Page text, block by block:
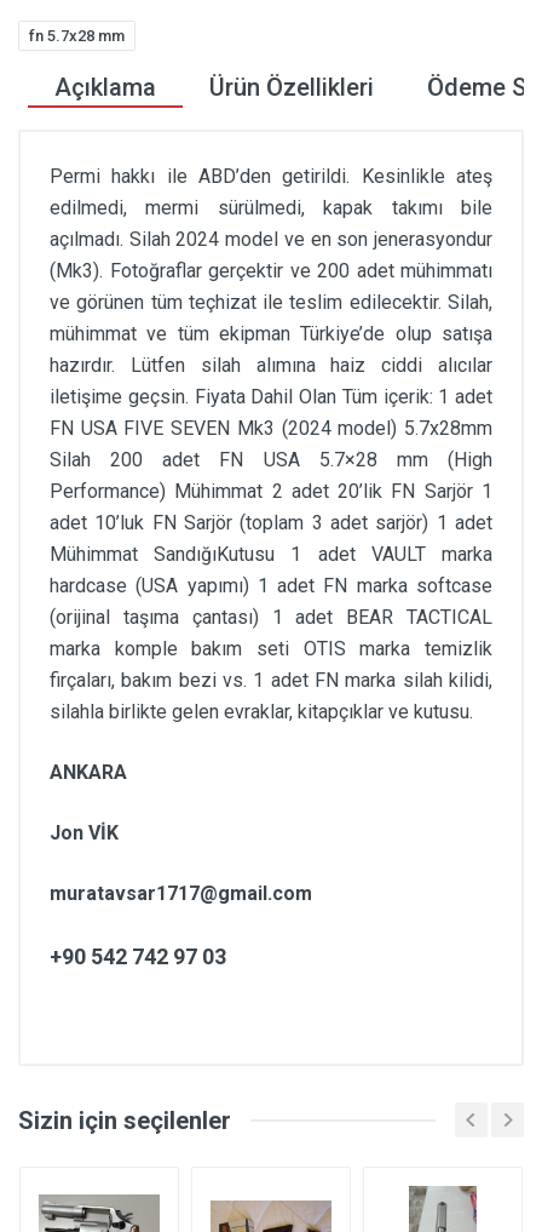
fn 5.7x28 mm
Açıklama Ürün Özellikleri Ödeme
Permi hakkı ile ABD’den getirildi. Kesinlikle ateş
edilmedi, mermi sürülmedi, kapak takımı bile
açılmadı. Silah 2024 model ve en son jenerasyondur
(Mk3). Fotoğraflar gerçektir ve 200 adet mühimmatı
ve görünen tüm teçhizat ile teslim edilecektir. Silah,
mühimmat ve tüm ekipman Türkiye’de olup satışa
hazırdır. Lütfen silah alımına haiz ciddi alıcılar
iletişime geçsin. Fiyata Dahil Olan Tüm içerik: 1 adet
FN USA FIVE SEVEN Mk3 (2024 model) 5.7x28mm
Silah 200 adet FN USA 5.7×28 mm (High
Performance) Mühimmat 2 adet 20’lik FN Sarjör 1
adet 10’luk FN Sarjör (toplam 3 adet sarjör) 1 adet
Mühimmat SandığıKutusu 1 adet VAULT marka
hardcase (USA yapımı) 1 adet FN marka softcase
(orijinal taşıma çantası) 1 adet BEAR TACTICAL
marka komple bakım seti OTIS marka temizlik
firçaları, bakım bezi vs. 1 adet FN marka silah kilidi,
silahla birlikte gelen evraklar, kitapçıklar ve kutusu.
ANKARA
Jon VİK
muratavsar1717@gmail.com
+90 542 742 97 03
Mermi Çapı
Şarjör Kapasitesi
Sizin için seçilenler